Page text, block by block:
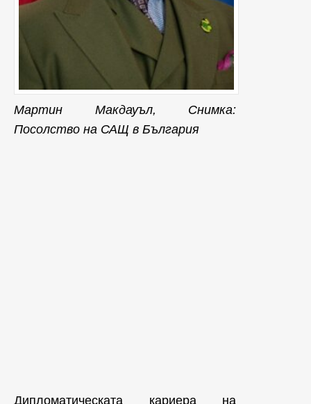
Мартин Макдауъл, Снимка:
Посолство на САЩ в България
Дипломатическата кариера на